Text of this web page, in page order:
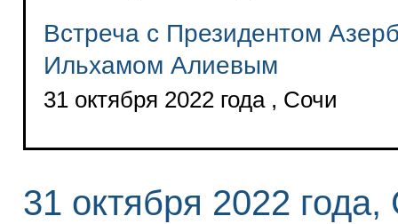
Встреча с Президентом
Ильхамом Алиевым
31 октября 2022 года , Сочи
31 октября 2022 года,